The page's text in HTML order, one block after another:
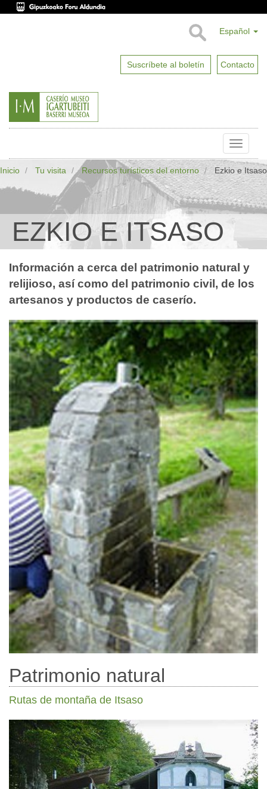
Español
Suscríbete al boletín Contacto
Toggle
Inicio Tu visita Recursos turísticos del entorno Ezkio e Itsaso
EZKIO E ITSASO
Información a cerca del patrimonio natural y
relijioso, así como del patrimonio civil, de los
artesanos y productos de caserío.
Patrimonio natural
Rutas de montaña de Itsaso